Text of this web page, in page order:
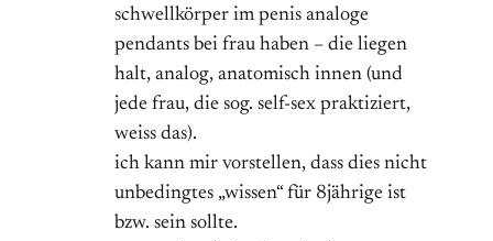
schwellkörper im penis analoge
pendants bei frau haben – die liegen
halt, analog, anatomisch innen (und
jede frau, die sog. self-sex praktiziert,
weiss das).
ich kann mir vorstellen, dass dies nicht
unbedingtes „wissen“ für 8jährige ist
bzw. sein sollte.